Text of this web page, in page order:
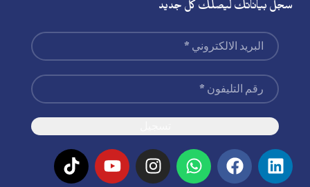
سجل بياناتك ليصلك كل جديد